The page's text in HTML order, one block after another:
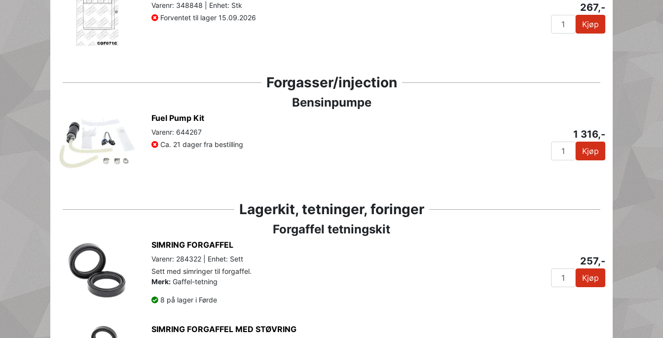
Varenr: 348848 | Enhet: Stk
Forventet til lager 15.09.2026
267,-
Kjøp
Forgasser/injection
Bensinpumpe
Fuel Pump Kit
Varenr: 644267
Ca. 21 dager fra bestilling
1 316,-
Kjøp
Lagerkit, tetninger, foringer
Forgaffel tetningskit
SIMRING FORGAFFEL
Varenr: 284322 | Enhet: Sett
Sett med simringer til forgaffel.
Merk: Gaffel-tetning
8 på lager i Førde
257,-
Kjøp
SIMRING FORGAFFEL MED STØVRING